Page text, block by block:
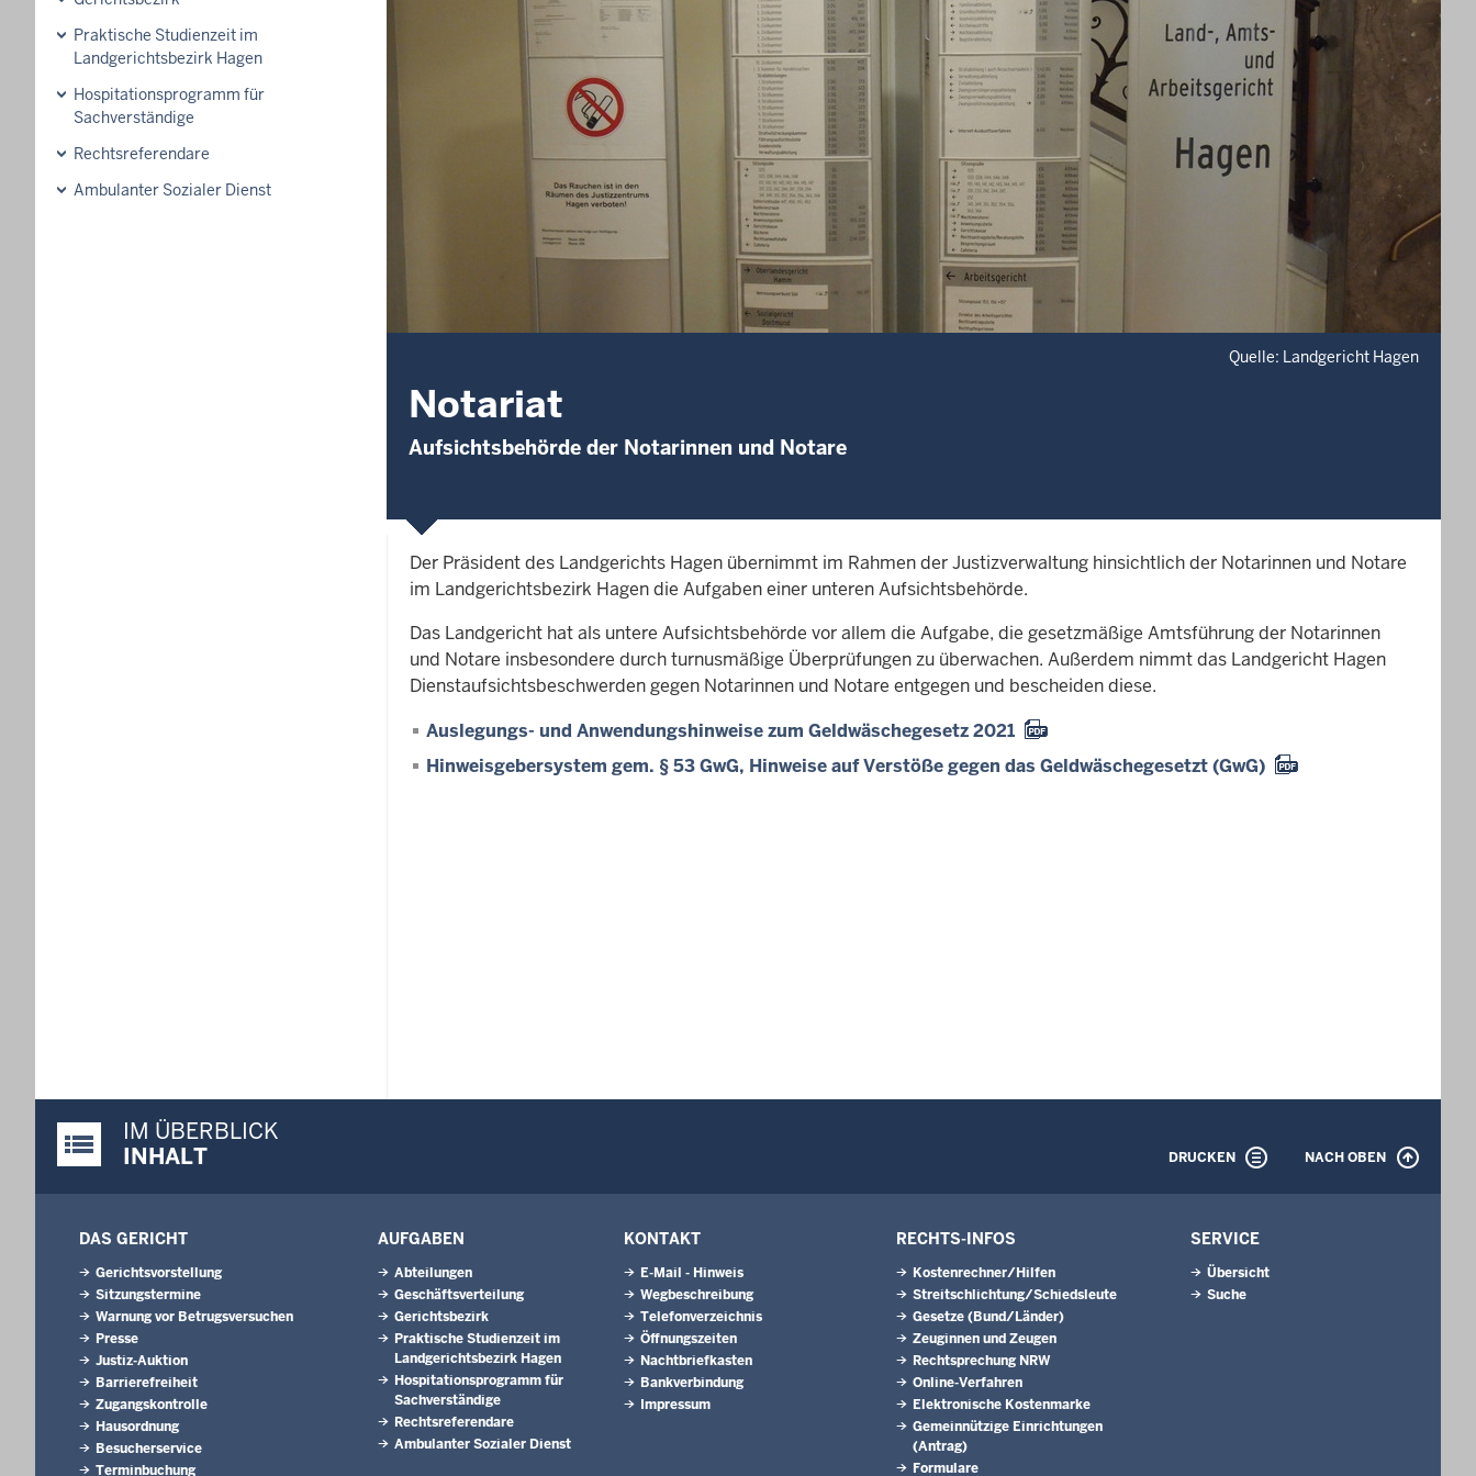
Praktische Studienzeit im
Landgerichtsbezirk Hagen
Hospitationsprogramm für
Sachverständige
Rechtsreferendare
Ambulanter Sozialer Dienst
Quelle: Landgericht Hagen
Notariat
Aufsichtsbehörde der Notarinnen und Notare
Der Präsident des Landgerichts Hagen übernimmt im Rahmen der Justizverwaltung hinsichtlich der Notarinnen und Notare
im Landgerichtsbezirk Hagen die Aufgaben einer unteren Aufsichtsbehörde.
Das Landgericht hat als untere Aufsichtsbehörde vor allem die Aufgabe, die gesetzmäßige Amtsführung der Notarinnen
und Notare insbesondere durch turnusmäßige Überprüfungen zu überwachen. Außerdem nimmt das Landgericht Hagen
Dienstaufsichtsbeschwerden gegen Notarinnen und Notare entgegen und bescheiden diese.
Auslegungs- und Anwendungshinweise zum Geldwäschegesetz 2021
Hinweisgebersystem gem. § 53 GwG, Hinweise auf Verstöße gegen das Geldwäschegesetzt (GwG)
Justiz-Portal im Überblick:
IM ÜBERBLICK
INHALT
DRUCKEN NACH OBEN
DAS GERICHT
Gerichtsvorstellung
Sitzungstermine
Warnung vor Betrugsversuchen
Presse
Justiz-Auktion
Barrierefreiheit
Zugangskontrolle
Hausordnung
Besucherservice
Terminbuchung
AUFGABEN
Abteilungen
Geschäftsverteilung
Gerichtsbezirk
Praktische Studienzeit im
Landgerichtsbezirk Hagen
Hospitationsprogramm für
Sachverständige
Rechtsreferendare
Ambulanter Sozialer Dienst
KONTAKT
E-Mail - Hinweis
Wegbeschreibung
Telefonverzeichnis
Öffnungszeiten
Nachtbriefkasten
Bankverbindung
Impressum
RECHTS-INFOS
Kostenrechner/Hilfen
Streitschlichtung/Schiedsleute
Gesetze (Bund/Länder)
Zeuginnen und Zeugen
Rechtsprechung NRW
Online-Verfahren
Elektronische Kostenmarke
Gemeinnützige Einrichtungen
(Antrag)
Formulare
SERVICE
Übersicht
Suche